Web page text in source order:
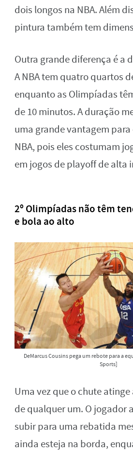
dois longos na NBA. Além
pintura também tem
Outra grande diferença é a
A NBA tem quatro quartos
enquanto as Olimpíadas
de 10 minutos. A duração
uma grande vantagem
NBA, pois eles costumam
em jogos de playoff de alta
2ºOlimpíadas não têm
e bola ao alto
DeMarcus Cousins ​​pega um rebote para a
Sports]
Uma vez que o chute
de qualquer um. O jogador
subir para uma rebatida
ainda esteja na borda,